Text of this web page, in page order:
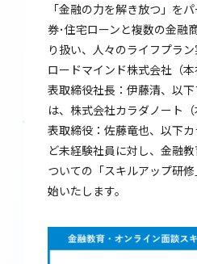
「金融の力を解き放つ」を
券･住宅ローンと複数の金融
り扱い、人々のライフプラ
ロードマインド株式会社（
表取締役社長：伊藤清、以下
は、株式会社カラダノート
表取締役：佐藤竜也、以下
ど未経験社員に対し、金融
ついての「スキルアップ研
始いたします。